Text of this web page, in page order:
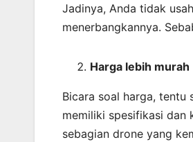
Jadinya, Anda tidak
menerbangkannya.
Harga lebih murah
Bicara soal harga, tentu
memiliki spesifikasi dan
sebagian drone yang